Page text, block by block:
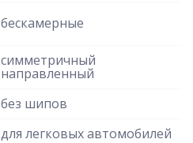
бескамерные
симметричный
направленный
без шипов
для легковых автомобилей